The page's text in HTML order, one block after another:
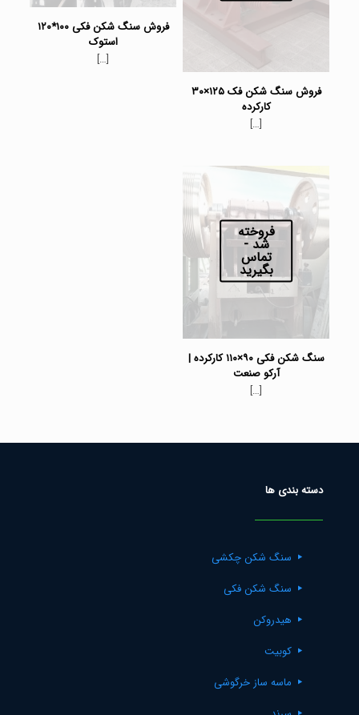
فروش سنگ شکن فک ۱۲۵×۳۰
کارکرده
[…]
فروش سنگ شکن فکی ۱۰۰*۱۲۰
استوک
[…]
فروخته
شد -
تماس
بگیرید
سنگ شکن فکی ۹۰×۱۱۰ کارکرده |
آرکو صنعت
[…]
دسته بندی ها
سنگ شکن چکشی
سنگ شکن فکی
هیدروکن
کوبیت
ماسه ساز خرگوشی